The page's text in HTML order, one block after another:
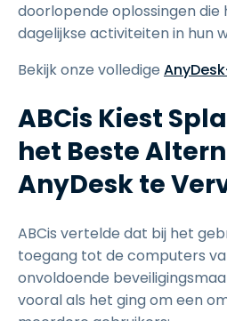
doorlopende oplossingen die
dagelijkse activiteiten in hun
Bekijk onze volledige
ABCis Kiest
het Beste
AnyDesk te
ABCis vertelde dat bij het
toegang tot de computers
onvoldoende
vooral als het ging om een